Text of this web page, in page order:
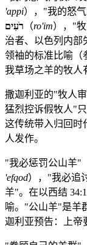
'appi），"我的怒
רֹעִים （ro'im），"
治者、以色列内部
领袖的标准比喻（
我草场之羊的牧人
撒迦利亚的"牧人
猛烈控诉假牧人"
这传统带入归回时
人发作。
"我必惩罚公山羊"
'efqod），"我必追
羊"。在以西结
喻。"公山羊"是羊
迦利亚预告：上帝